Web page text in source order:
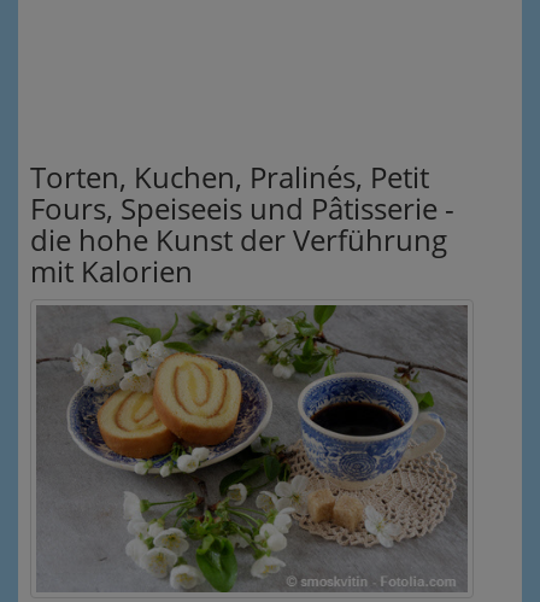
Torten, Kuchen, Pralinés, Petit
Fours, Speiseeis und Pâtisserie -
die hohe Kunst der Verführung
mit Kalorien